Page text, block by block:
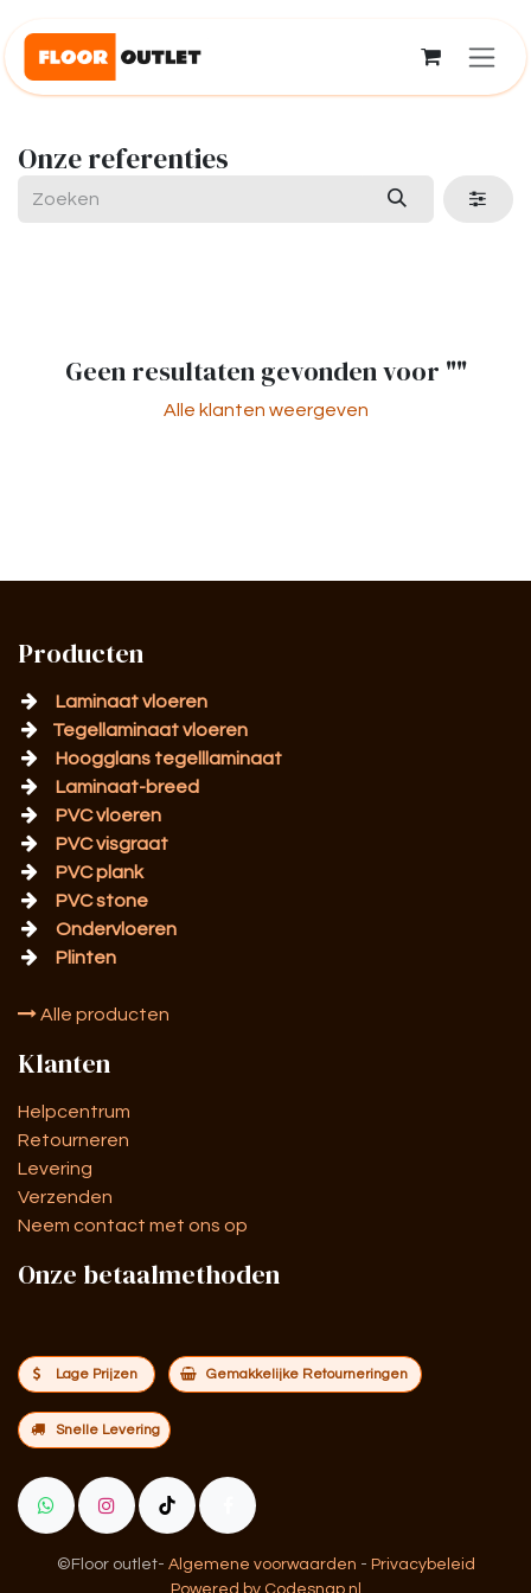
Onze referenties
Geen resultaten gevonden voor ""
Alle klanten weergeven
Producten
Laminaat vloeren
Tegellaminaat vloeren
Hoogglans tegelllaminaat
Laminaat-breed
PVC vloeren
PVC visgraat
PVC plank
PVC stone
Ondervloeren
Plinten
Alle producten
Klanten
Helpcentrum
Retourneren
Levering
Verzenden
Neem contact met ons op
Onze betaalmethoden
Lage Prijzen Gemakkelijke Retourneringen
Snelle Levering
©Floor outlet- Algemene voorwaarden - Privacybeleid